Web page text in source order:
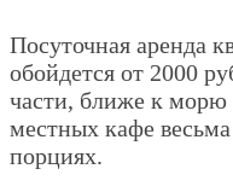
Посуточная аренда
обойдется от 2000
части, ближе к морю
местных кафе
порциях.